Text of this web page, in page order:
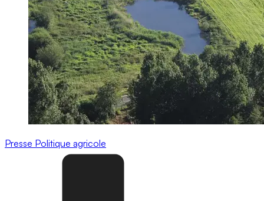
Presse Politique agricole